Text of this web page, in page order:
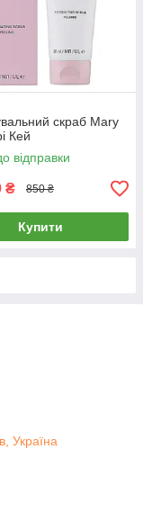
скраб Mary
Кей
відправки
₴ 850 ₴
Купити
Україна